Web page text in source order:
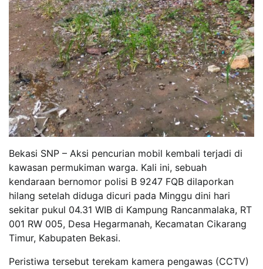
Bekasi SNP – Aksi pencurian mobil kembali terjadi di
kawasan permukiman warga. Kali ini, sebuah
kendaraan bernomor polisi B 9247 FQB dilaporkan
hilang setelah diduga dicuri pada Minggu dini hari
sekitar pukul 04.31 WIB di Kampung Rancanmalaka, RT
001 RW 005, Desa Hegarmanah, Kecamatan Cikarang
Timur, Kabupaten Bekasi.
Peristiwa tersebut terekam kamera pengawas (CCTV)